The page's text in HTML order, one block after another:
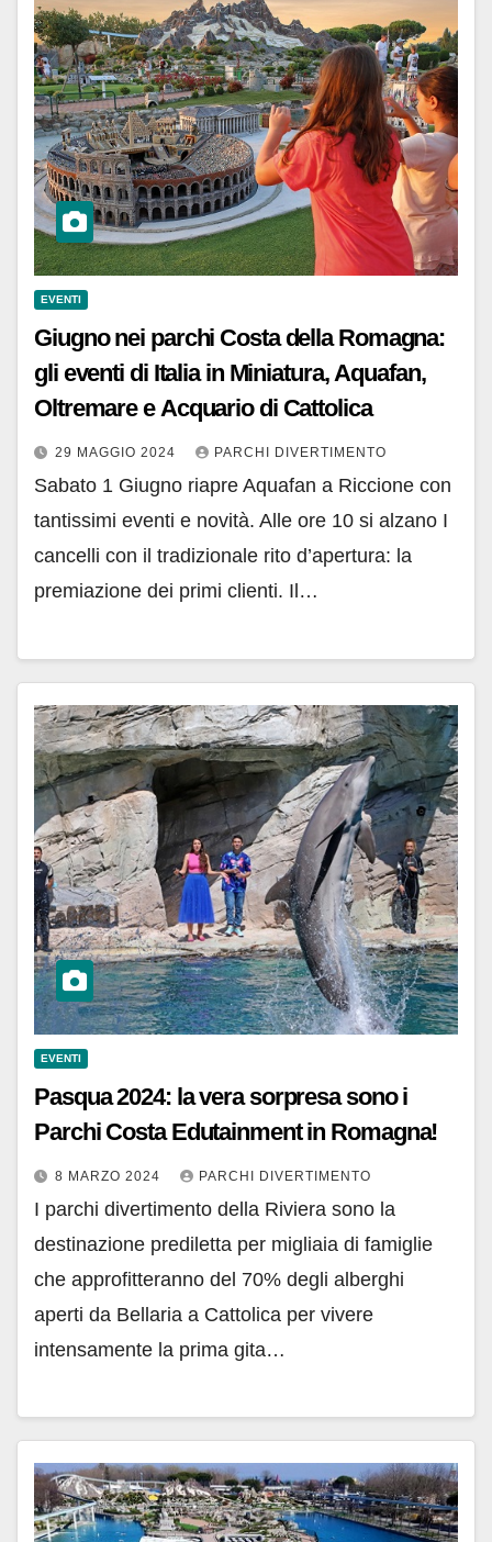
EVENTI
Giugno nei parchi Costa della Romagna:
gli eventi di Italia in Miniatura, Aquafan,
Oltremare e Acquario di Cattolica
29 MAGGIO 2024 PARCHI DIVERTIMENTO
Sabato 1 Giugno riapre Aquafan a Riccione con
tantissimi eventi e novità. Alle ore 10 si alzano I
cancelli con il tradizionale rito d’apertura: la
premiazione dei primi clienti. Il…
EVENTI
Pasqua 2024: la vera sorpresa sono i
Parchi Costa Edutainment in Romagna!
8 MARZO 2024 PARCHI DIVERTIMENTO
I parchi divertimento della Riviera sono la
destinazione prediletta per migliaia di famiglie
che approfitteranno del 70% degli alberghi
aperti da Bellaria a Cattolica per vivere
intensamente la prima gita…